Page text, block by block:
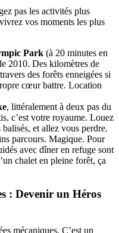
pas les activités plus
vos moments les plus
Park (à 20 minutes en
2010. Des kilomètres de
des forêts enneigées si
cœur battre. Location
, littéralement à deux pas du
c’est votre royaume. Louez
et allez vous perdre.
parcours. Magique. Pour
avec dîner en refuge sont
chalet en pleine forêt, ça
: Devenir un Héros
mécaniques. C’est un